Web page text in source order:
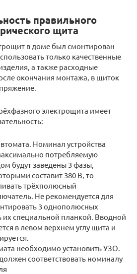
правильного
щита
в доме был смонтирован
только качественные
а также расходные
окончания монтажа, в щиток
электрощита имеет
Номинал устройства
потребляемую
будут заведены 3 фазы,
составит 380 В, то
трёхполюсный
Не рекомендуется для
3 однополюсных
их специальной планкой. Вводной
в левом верхнем углу щита и
необходимо установить УЗО.
соответствовать номиналу